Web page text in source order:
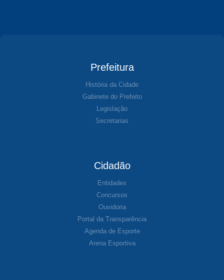
Prefeitura
História da Cidade
Gabinete do Prefeito
Legislação
Secretarias
Cidadão
Entidades
Concursos
Ouvidoria
Portal da Transparência
Agenda de Esporte
Arena Esportiva